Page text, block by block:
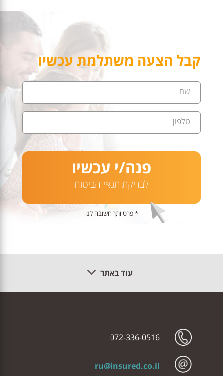
קבל הצעה משתלמת עכשיו
שם
טלפון
פנה/י עכשיו
לבדיקת תנאי הביטוח
* פרטיותך חשובה לנו
עוד באתר
072-336-0516
ru@insured.co.il